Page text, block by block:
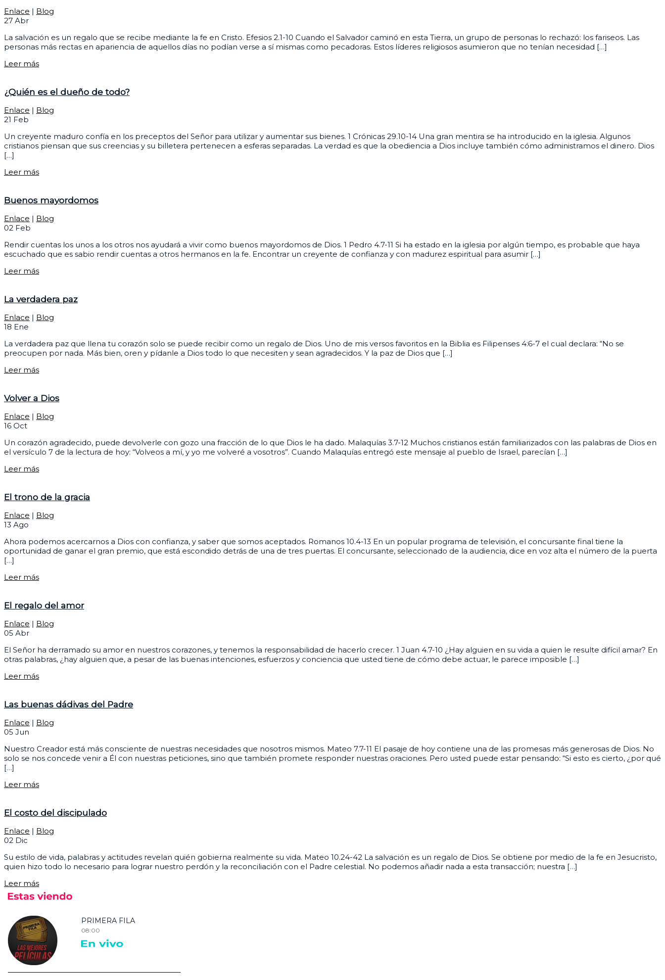
Enlace | Blog
27 Abr
La salvación es un regalo que se recibe mediante la fe en Cristo. Efesios 2.1-10 Cuando el Salvador caminó en esta Tierra, un grupo de personas lo rechazó: los fariseos. Las
personas más rectas en apariencia de aquellos días no podían verse a sí mismas como pecadoras. Estos líderes religiosos asumieron que no tenían necesidad […]
Leer más
¿Quién es el dueño de todo?
Enlace | Blog
21 Feb
Un creyente maduro confía en los preceptos del Señor para utilizar y aumentar sus bienes. 1 Crónicas 29.10-14 Una gran mentira se ha introducido en la iglesia. Algunos
cristianos piensan que sus creencias y su billetera pertenecen a esferas separadas. La verdad es que la obediencia a Dios incluye también cómo administramos el dinero. Dios
[…]
Leer más
Buenos mayordomos
Enlace | Blog
02 Feb
Rendir cuentas los unos a los otros nos ayudará a vivir como buenos mayordomos de Dios. 1 Pedro 4.7-11 Si ha estado en la iglesia por algún tiempo, es probable que haya
escuchado que es sabio rendir cuentas a otros hermanos en la fe. Encontrar un creyente de confianza y con madurez espiritual para asumir […]
Leer más
La verdadera paz
Enlace | Blog
18 Ene
La verdadera paz que llena tu corazón solo se puede recibir como un regalo de Dios. Uno de mis versos favoritos en la Biblia es Filipenses 4:6-7 el cual declara: “No se
preocupen por nada. Más bien, oren y pídanle a Dios todo lo que necesiten y sean agradecidos. Y la paz de Dios que […]
Leer más
Volver a Dios
Enlace | Blog
16 Oct
Un corazón agradecido, puede devolverle con gozo una fracción de lo que Dios le ha dado. Malaquías 3.7-12 Muchos cristianos están familiarizados con las palabras de Dios en
el versículo 7 de la lectura de hoy: “Volveos a mí, y yo me volveré a vosotros”. Cuando Malaquías entregó este mensaje al pueblo de Israel, parecían […]
Leer más
El trono de la gracia
Enlace | Blog
13 Ago
Ahora podemos acercarnos a Dios con confianza, y saber que somos aceptados. Romanos 10.4-13 En un popular programa de televisión, el concursante final tiene la
oportunidad de ganar el gran premio, que está escondido detrás de una de tres puertas. El concursante, seleccionado de la audiencia, dice en voz alta el número de la puerta
[…]
Leer más
El regalo del amor
Enlace | Blog
05 Abr
El Señor ha derramado su amor en nuestros corazones, y tenemos la responsabilidad de hacerlo crecer. 1 Juan 4.7-10 ¿Hay alguien en su vida a quien le resulte difícil amar? En
otras palabras, ¿hay alguien que, a pesar de las buenas intenciones, esfuerzos y conciencia que usted tiene de cómo debe actuar, le parece imposible […]
Leer más
Las buenas dádivas del Padre
Enlace | Blog
05 Jun
Nuestro Creador está más consciente de nuestras necesidades que nosotros mismos. Mateo 7.7-11 El pasaje de hoy contiene una de las promesas más generosas de Dios. No
solo se nos concede venir a Él con nuestras peticiones, sino que también promete responder nuestras oraciones. Pero usted puede estar pensando: “Si esto es cierto, ¿por qué
[…]
Leer más
El costo del discipulado
Enlace | Blog
02 Dic
Su estilo de vida, palabras y actitudes revelan quién gobierna realmente su vida. Mateo 10.24-42 La salvación es un regalo de Dios. Se obtiene por medio de la fe en Jesucristo,
quien hizo todo lo necesario para lograr nuestro perdón y la reconciliación con el Padre celestial. No podemos añadir nada a esta transacción; nuestra […]
Leer más